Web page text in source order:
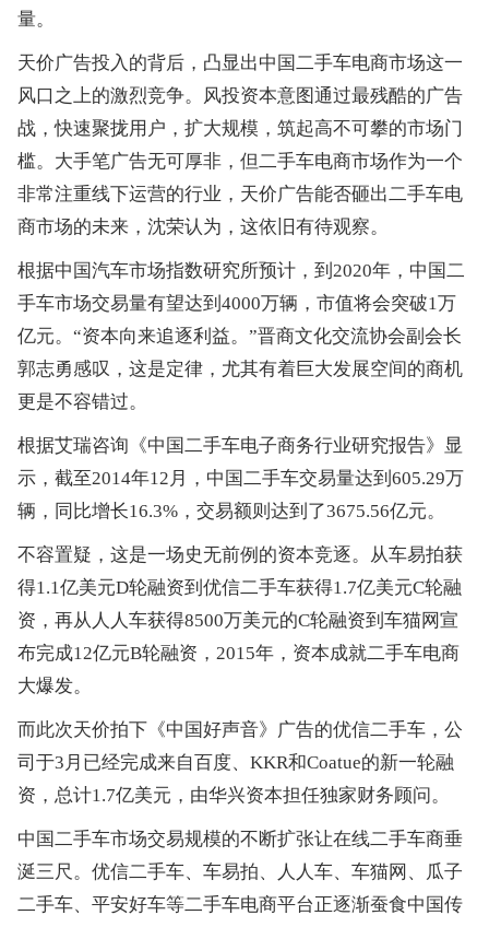
量。
天价广告投入的背后，凸显出中国二手车电商市场这一
风口之上的激烈竞争。风投资本意图通过最残酷的广告
战，快速聚拢用户，扩大规模，筑起高不可攀的市场门
槛。大手笔广告无可厚非，但二手车电商市场作为一个
非常注重线下运营的行业，天价广告能否砸出二手车电
商市场的未来，沈荣认为，这依旧有待观察。
根据中国汽车市场指数研究所预计，到2020年，中国二
手车市场交易量有望达到4000万辆，市值将会突破1万
亿元。“资本向来追逐利益。”晋商文化交流协会副会长
郭志勇感叹，这是定律，尤其有着巨大发展空间的商机
更是不容错过。
根据艾瑞咨询《中国二手车电子商务行业研究报告》显
示，截至2014年12月，中国二手车交易量达到605.29万
辆，同比增长16.3%，交易额则达到了3675.56亿元。
不容置疑，这是一场史无前例的资本竞逐。从车易拍获
得1.1亿美元D轮融资到优信二手车获得1.7亿美元C轮融
资，再从人人车获得8500万美元的C轮融资到车猫网宣
布完成12亿元B轮融资，2015年，资本成就二手车电商
大爆发。
而此次天价拍下《中国好声音》广告的优信二手车，公
司于3月已经完成来自百度、KKR和Coatue的新一轮融
资，总计1.7亿美元，由华兴资本担任独家财务顾问。
中国二手车市场交易规模的不断扩张让在线二手车商垂
涎三尺。优信二手车、车易拍、人人车、车猫网、瓜子
二手车、平安好车等二手车电商平台正逐渐蚕食中国传